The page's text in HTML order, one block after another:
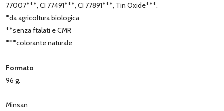
77007***, CI 77491***, CI 77891***, Tin Oxide***.
*da agricoltura biologica
**senza ftalati e CMR
***colorante naturale
Formato
96 g.
Minsan